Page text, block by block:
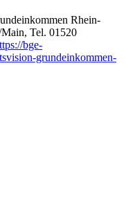
Rhein-
Tel. 01520
bge-
grundeinkommen-